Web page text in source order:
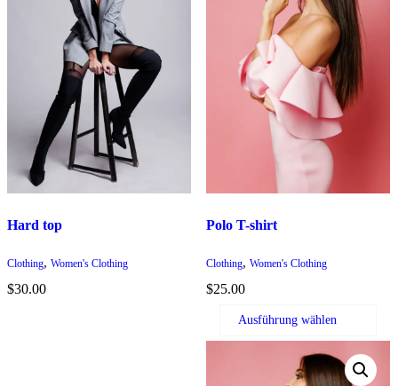
Hard top
Clothing, Women's Clothing
$30.00
Polo T-shirt
Clothing, Women's Clothing
$25.00
Ausführung wählen
Optionen